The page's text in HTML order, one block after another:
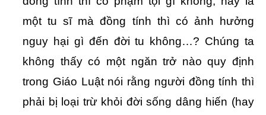
một tu sĩ mà đồng tính thì có ảnh hưởng
nguy hại gì đến đời tu không…? Chúng ta
không thấy có một ngăn trở nào quy định
trong Giáo Luật nói rằng người đồng tính thì
phải bị loại trừ khỏi đời sống dâng hiến (hay